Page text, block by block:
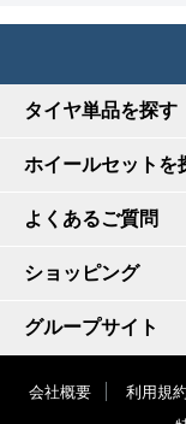
タイヤ単品を探す
ホイールセットを
よくあるご質問
ショッピング
グループサイト
会社概要 利用規約